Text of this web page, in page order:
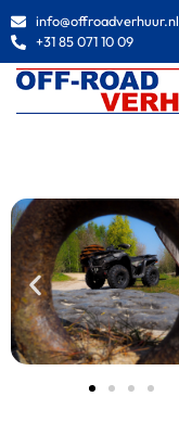
info@offroadverhuur.nl
+31 85 071 10 09